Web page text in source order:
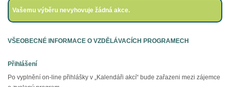
Vašemu výběru nevyhovuje žádná akce.
VŠEOBECNÉ INFORMACE O VZDĚLÁVACÍCH PROGRAMECH
Přihlášení
Po vyplnění on-line přihlášky v „Kalendáři akcí“ bude zařazeni mezi zájemce